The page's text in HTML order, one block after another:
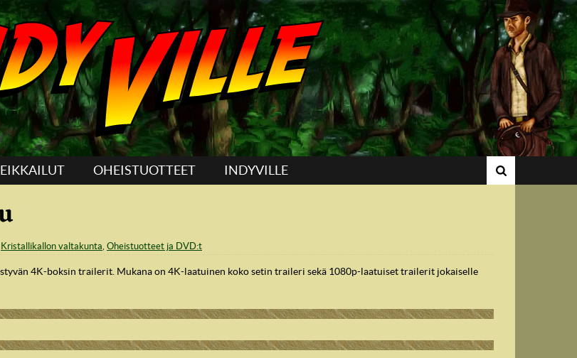
OHEISTUOTTEET INDYVILLE
Kristallikallon valtakunta, Oheistuotteet ja DVD:t
4K-boksin trailerit. Mukana on 4K-laatuinen koko setin traileri sekä 1080p-laatuiset trailerit jokaiselle